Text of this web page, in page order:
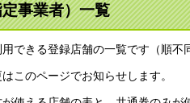
事業者）一覧
できる登録店舗の一覧です（順不
このページでお知らせします。